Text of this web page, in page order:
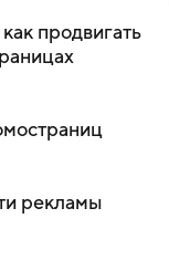
продвигать
рекламы